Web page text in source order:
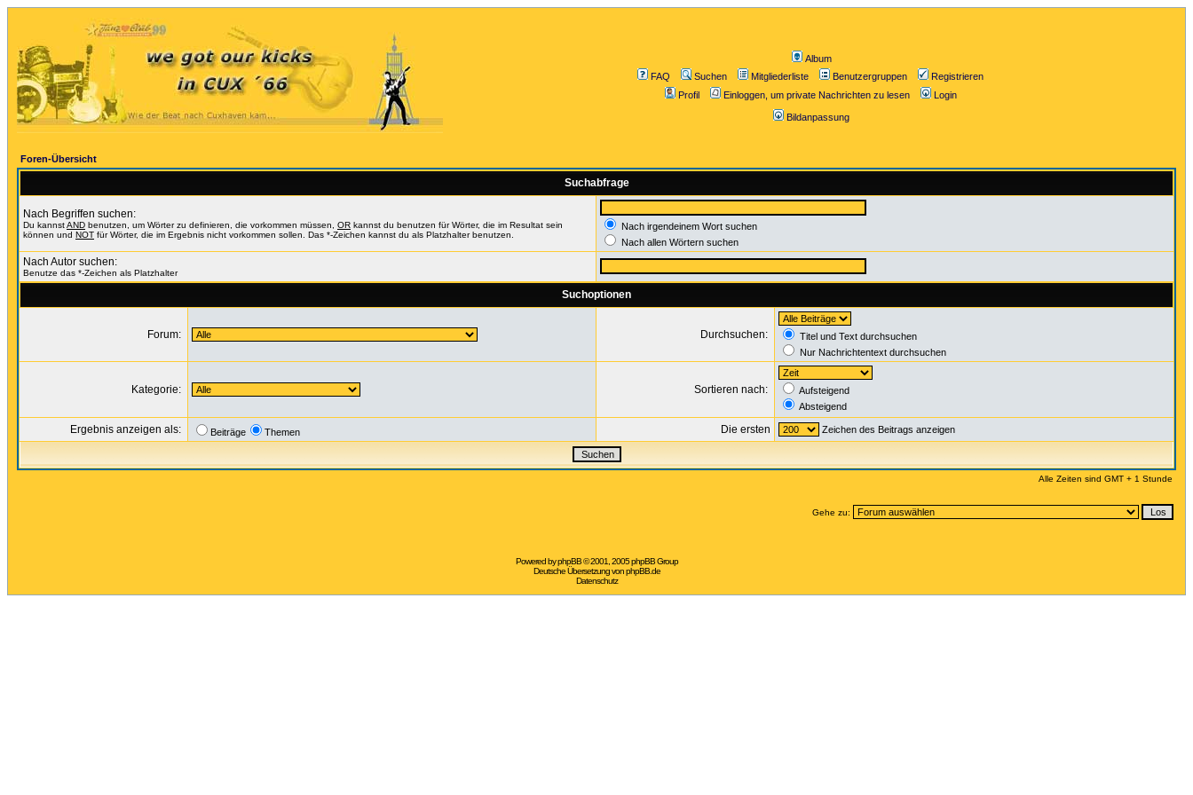
Album
FAQ
Suchen Mitgliederliste Benutzergruppen
Registrieren
Profil
Einloggen, um private Nachrichten zu lesen Login
Bildanpassung
Foren-Übersicht
Suchabfrage
Nach Begriffen suchen:
Du kannstAND benutzen, um Wörter zu definieren, die vorkommen müssen, OR kannst du benutzen für Wörter, die im Resultat sein
können und NOT für Wörter, die im Ergebnis nicht vorkommen sollen. Das *-Zeichen kannst du als Platzhalter benutzen.
Nach irgendeinem Wort suchen
Nach allen Wörtern suchen
Nach Autor suchen:
Benutze das *-Zeichen als Platzhalter
Suchoptionen
Forum: Durchsuchen:
Titel und Text durchsuchen
Nur Nachrichtentext durchsuchen
Kategorie: Sortieren nach:
Aufsteigend
Absteigend
Ergebnis anzeigen als: Beiträge Themen Die ersten Zeichen des Beitrags anzeigen
Alle Zeiten sind GMT + 1 Stunde
Gehe zu:
Powered byphpBB© 2001, 2005 phpBB Group
Deutsche Übersetzung vonphpBB.de
Datenschutz